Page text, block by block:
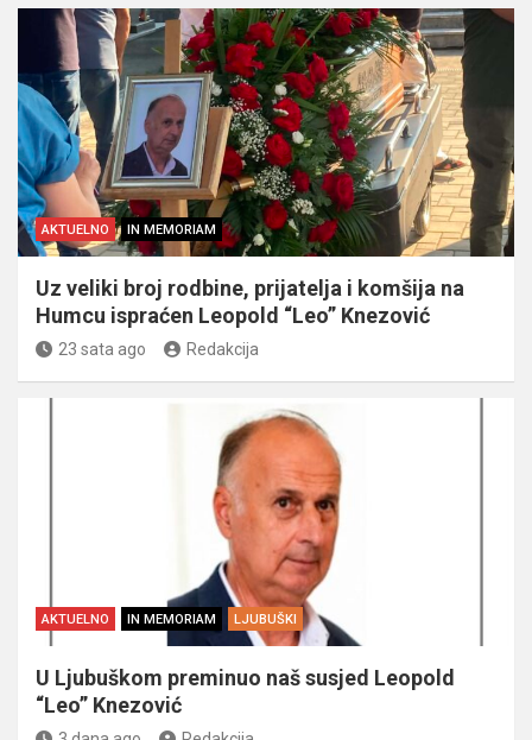
AKTUELNO IN MEMORIAM
Uz veliki broj rodbine, prijatelja i komšija na
Humcu ispraćen Leopold “Leo” Knezović
23 sata ago Redakcija
AKTUELNO IN MEMORIAM LJUBUŠKI
U Ljubuškom preminuo naš susjed Leopold
“Leo” Knezović